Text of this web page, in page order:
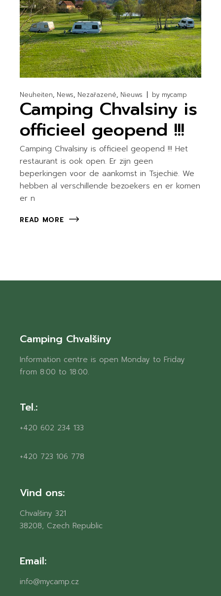
Neuheiten News Nezařazené Nieuws by mycamp
Camping Chvalsiny is
officieel geopend !!!
Camping Chvalsiny is officieel geopend !!! Het
restaurant is ook open. Er zijn geen
beperkingen voor de aankomst in Tsjechië. We
hebben al verschillende bezoekers en er komen
er n
READ MORE
Camping Chvalšiny
Information centre is open Monday to Friday
from 8:00 to 18:00.
Tel.:
+420 602 234 133
+420 723 106 778
Vind ons:
Chvalšiny 321
38208, Czech Republic
Email:
info@mycamp.cz